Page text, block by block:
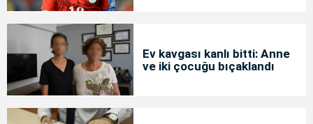
Ev kavgası kanlı bitti: Anne
ve iki çocuğu bıçaklandı